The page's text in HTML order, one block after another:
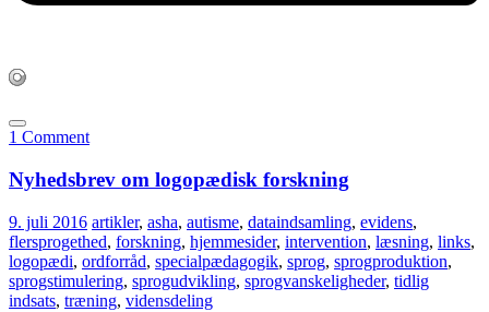
1 Comment
Nyhedsbrev om logopædisk forskning
9. juli 2016 artikler, asha, autisme, dataindsamling, evidens,
flersprogethed, forskning, hjemmesider, intervention, læsning, links,
logopædi, ordforråd, specialpædagogik, sprog, sprogproduktion,
sprogstimulering, sprogudvikling, sprogvanskeligheder, tidlig
indsats, træning, vidensdeling